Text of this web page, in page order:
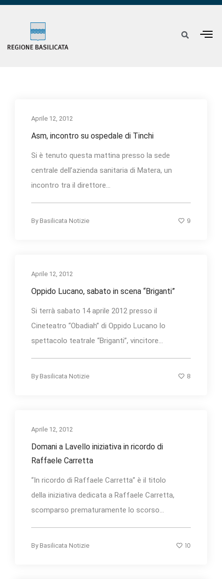
Aprile 12, 2012
Asm, incontro su ospedale di Tinchi
Si è tenuto questa mattina presso la sede
centrale dell’azienda sanitaria di Matera, un
incontro tra il direttore...
By Basilicata Notizie 9
Aprile 12, 2012
Oppido Lucano, sabato in scena “Briganti”
Si terrà sabato 14 aprile 2012 presso il
Cineteatro “Obadiah” di Oppido Lucano lo
spettacolo teatrale “Briganti”, vincitore...
By Basilicata Notizie 8
Aprile 12, 2012
Domani a Lavello iniziativa in ricordo di
Raffaele Carretta
“In ricordo di Raffaele Carretta” è il titolo
della iniziativa dedicata a Raffaele Carretta,
scomparso prematuramente lo scorso...
By Basilicata Notizie 10